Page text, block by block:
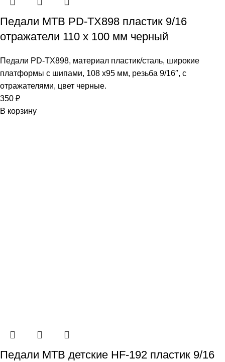
Педали МТВ PD-TX898 пластик 9/16
отражатели 110 х 100 мм черный
Педали PD-TX898, материал пластик/сталь, широкие
платформы с шипами, 108 x95 мм, резьба 9/16″, с
отражателями, цвет черные.
350 ₽
В корзину
Педали МТВ детские HF-192 пластик 9/16